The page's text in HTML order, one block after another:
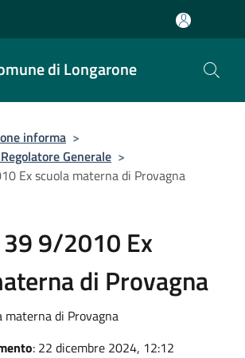
di Longarone
informa >
Generale >
Ex scuola materna di Provagna
9/2010 Ex
di Provagna
di Provagna
: 22 dicembre 2024, 12:12